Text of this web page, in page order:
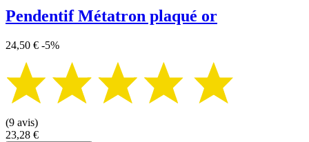
Pendentif Métatron plaqué or
24,50 € -5%
(9 avis)
23,28 €